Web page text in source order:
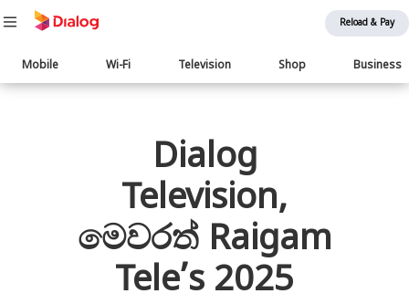
Reload & Pay
Main
navigation
Mobile Wi-Fi Television Shop Business
பொருள் விரிவாக்கம்
Dialog
Television,
මෙවරත් Raigam
Tele’s 2025